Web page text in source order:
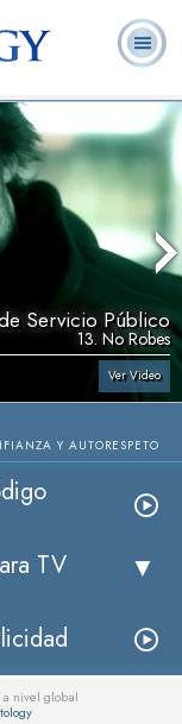
Libros
Servicio Público
13. No Robes
Ver Video
Y AUTORESPETO
TV
nivel global